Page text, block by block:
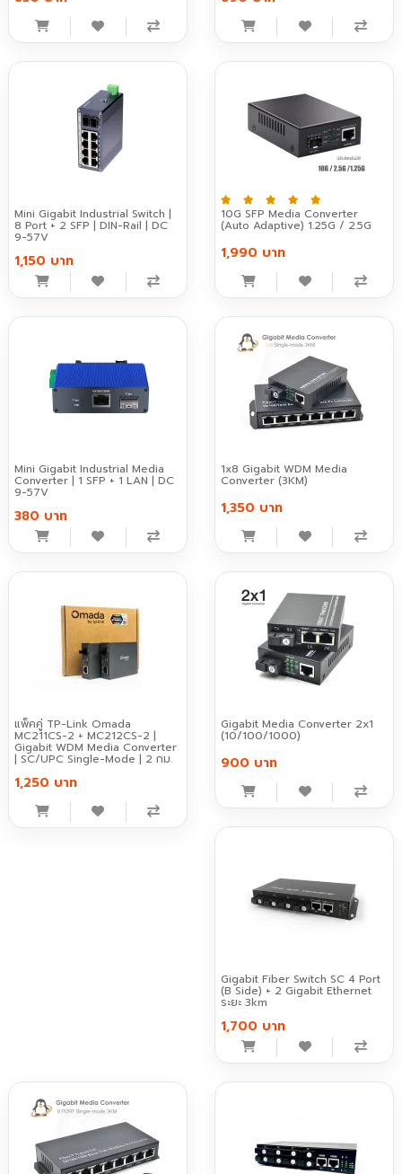
Mini Gigabit Industrial Switch |
8 Port + 2 SFP | DIN-Rail | DC
9-57V
1,150 บาท
10G SFP Media Converter
(Auto Adaptive) 1.25G / 2.5G
1,990 บาท
Mini Gigabit Industrial Media
Converter | 1 SFP + 1 LAN | DC
9-57V
380 บาท
1x8 Gigabit WDM Media
Converter (3KM)
1,350 บาท
แพ็คคู่ TP-Link Omada
MC211CS-2 + MC212CS-2 |
Gigabit WDM Media Converter
| SC/UPC Single-Mode | 2 กม.
1,250 บาท
Gigabit Media Converter 2x1
(10/100/1000)
900 บาท
Gigabit Fiber Switch SC 4 Port
(B Side) + 2 Gigabit Ethernet
ระยะ 3km
1,700 บาท